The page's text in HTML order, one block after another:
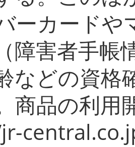
ーカードや
障害者手帳
などの資格
商品の利用